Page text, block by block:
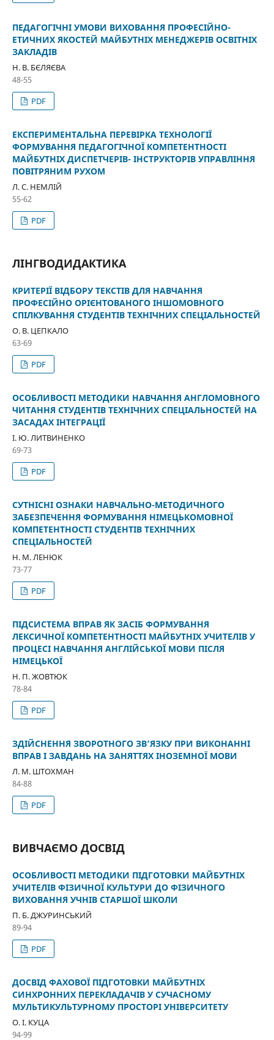
ПЕДАГОГІЧНІ УМОВИ ВИХОВАННЯ ПРОФЕСІЙНО-
ЕТИЧНИХ ЯКОСТЕЙ МАЙБУТНІХ МЕНЕДЖЕРІВ ОСВІТНІХ
ЗАКЛАДІВ
Н. В. БЄЛЯЄВА
48-55
PDF
ЕКСПЕРИМЕНТАЛЬНА ПЕРЕВІРКА ТЕХНОЛОГІЇ
ФОРМУВАННЯ ПЕДАГОГІЧНОЇ КОМПЕТЕНТНОСТІ
МАЙБУТНІХ ДИСПЕТЧЕРІВ- ІНСТРУКТОРІВ УПРАВЛІННЯ
ПОВІТРЯНИМ РУХОМ
Л. С. НЕМЛІЙ
55-62
PDF
ЛІНГВОДИДАКТИКА
КРИТЕРІЇ ВІДБОРУ ТЕКСТІВ ДЛЯ НАВЧАННЯ
ПРОФЕСІЙНО ОРІЄНТОВАНОГО ІНШОМОВНОГО
СПІЛКУВАННЯ СТУДЕНТІВ ТЕХНІЧНИХ СПЕЦІАЛЬНОСТЕЙ
О. В. ЦЕПКАЛО
63-69
PDF
ОСОБЛИВОСТІ МЕТОДИКИ НАВЧАННЯ АНГЛОМОВНОГО
ЧИТАННЯ СТУДЕНТІВ ТЕХНІЧНИХ СПЕЦІАЛЬНОСТЕЙ НА
ЗАСАДАХ ІНТЕГРАЦІЇ
І. Ю. ЛИТВИНЕНКО
69-73
PDF
СУТНІСНІ ОЗНАКИ НАВЧАЛЬНО-МЕТОДИЧНОГО
ЗАБЕЗПЕЧЕННЯ ФОРМУВАННЯ НІМЕЦЬКОМОВНОЇ
КОМПЕТЕНТНОСТІ СТУДЕНТІВ ТЕХНІЧНИХ
СПЕЦІАЛЬНОСТЕЙ
Н. М. ЛЕНЮК
73-77
PDF
ПІДСИСТЕМА ВПРАВ ЯК ЗАСІБ ФОРМУВАННЯ
ЛЕКСИЧНОЇ КОМПЕТЕНТНОСТІ МАЙБУТНІХ УЧИТЕЛІВ У
ПРОЦЕСІ НАВЧАННЯ АНГЛІЙСЬКОЇ МОВИ ПІСЛЯ
НІМЕЦЬКОЇ
Н. П. ЖОВТЮК
78-84
PDF
ЗДІЙСНЕННЯ ЗВОРОТНОГО ЗВ’ЯЗКУ ПРИ ВИКОНАННІ
ВПРАВ І ЗАВДАНЬ НА ЗАНЯТТЯХ ІНОЗЕМНОЇ МОВИ
Л. М. ШТОХМАН
84-88
PDF
ВИВЧАЄМО ДОСВІД
ОСОБЛИВОСТІ МЕТОДИКИ ПІДГОТОВКИ МАЙБУТНІХ
УЧИТЕЛІВ ФІЗИЧНОЇ КУЛЬТУРИ ДО ФІЗИЧНОГО
ВИХОВАННЯ УЧНІВ СТАРШОЇ ШКОЛИ
П. Б. ДЖУРИНСЬКИЙ
89-94
PDF
ДОСВІД ФАХОВОЇ ПІДГОТОВКИ МАЙБУТНІХ
СИНХРОННИХ ПЕРЕКЛАДАЧІВ У СУЧАСНОМУ
МУЛЬТИКУЛЬТУРНОМУ ПРОСТОРІ УНІВЕРСИТЕТУ
О. І. КУЦА
94-99